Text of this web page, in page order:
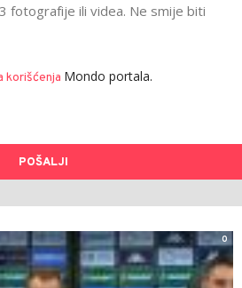
fotografije ili videa. Ne smije biti
korišćenja Mondo portala.
POŠALJI
0